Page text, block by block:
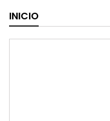
INICIO